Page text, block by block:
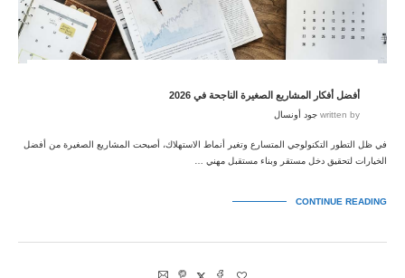
أفضل أفكار المشاريع الصغيرة الناجحة في 2026
written by جود أونسال
في ظل التطور التكنولوجي المتسارع وتغير أنماط الاستهلاك، أصبحت المشاريع الصغيرة من أفضل
الخيارات لتحقيق دخل مستقر وبناء مستقبل مهني …
CONTINUE READING